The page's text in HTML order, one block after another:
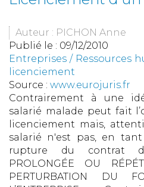
Auteur : PICHON Anne
Publié le : 09/12/2010
Entreprises / Ressources
licenciement
Source : www.eurojuris.fr
Contrairement à une
salarié malade peut fait
licenciement mais,
salarié n'est pas, en
rupture du contrat
PROLONGÉE OU
PERTURBATION DU